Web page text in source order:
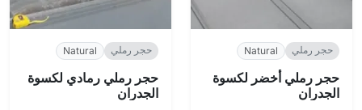
حجر رملي Natural
حجر رملي أخضر لكسوة
الجدران
حجر رملي Natural
حجر رملي رمادي لكسوة
الجدران